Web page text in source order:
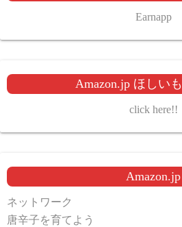
Earnapp
Amazon.jp ほしい
click here!!
Amazon.jp
ネットワーク
唐辛子を育てよう